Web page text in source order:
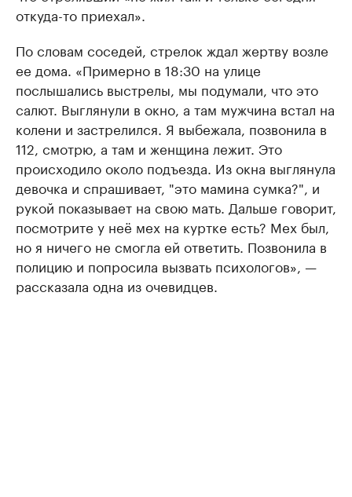
откуда-то приехал».
По словам соседей, стрелок ждал жертву возле
ее дома. «Примерно в 18:30 на улице
послышались выстрелы, мы подумали, что это
салют. Выглянули в окно, а там мужчина встал на
колени и застрелился. Я выбежала, позвонила в
112, смотрю, а там и женщина лежит. Это
происходило около подъезда. Из окна выглянула
девочка и спрашивает, "это мамина сумка?", и
рукой показывает на свою мать. Дальше говорит,
посмотрите у неё мех на куртке есть? Мех был,
но я ничего не смогла ей ответить. Позвонила в
полицию и попросила вызвать психологов», —
рассказала одна из очевидцев.